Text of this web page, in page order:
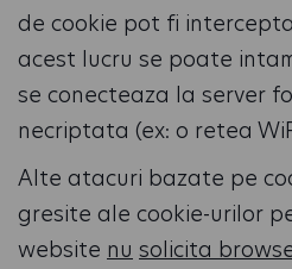
de cookie pot fi
acest lucru se poate
se conecteaza la server
necriptata (ex: o retea
Alte atacuri bazate pe
gresite ale cookie-urilor
website nu solicita